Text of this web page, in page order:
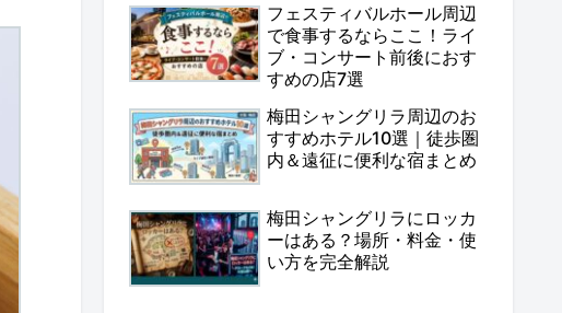
フェスティバルホール周辺
で食事するならここ！ライ
ブ・コンサート前後におす
すめの店7選
梅田シャングリラ周辺のお
すすめホテル10選｜徒歩圏
内＆遠征に便利な宿まとめ
梅田シャングリラにロッカ
ーはある？場所・料金・使
い方を完全解説